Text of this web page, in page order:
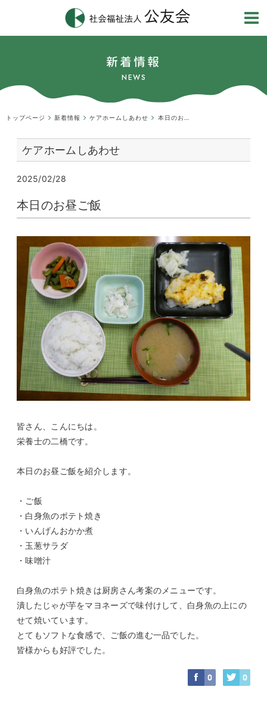
新着情報
NEWS
トップページ 新着情報 ケアホームしあわせ
ケアホームしあわせ
2025/02/28
本日のお昼ご飯
皆さん、こんにちは。
栄養士の二橋です。
本日のお昼ご飯を紹介します。
・ご飯
・白身魚のポテト焼き
・いんげんおかか煮
・玉葱サラダ
・味噌汁
白身魚のポテト焼きは厨房さん考案のメニューです。
潰したじゃが芋をマヨネーズで味付けして、白身魚の上にの
せて焼いています。
とてもソフトな食感で、ご飯の進む一品でした。
皆様からも好評でした。
0 0